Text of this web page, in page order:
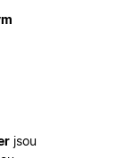
jsou